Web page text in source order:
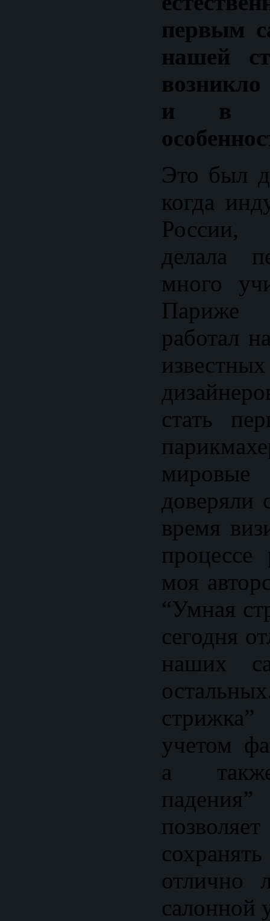
первым
нашей
и в
Это был
когда
России,
делала
много
Париже
работал
стать
доверяли
время
процессе
моя
“Умная
сегодня
наших
учетом
а
отлично
салонной